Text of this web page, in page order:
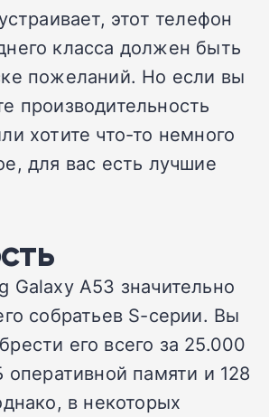
этот телефон
класса должен быть
пожеланий. Но если вы
производительность
хотите что-то немного
для вас есть лучшие
Galaxy A53 значительно
собратьев S-серии. Вы
его всего за 25.000
оперативной памяти и 128
в некоторых